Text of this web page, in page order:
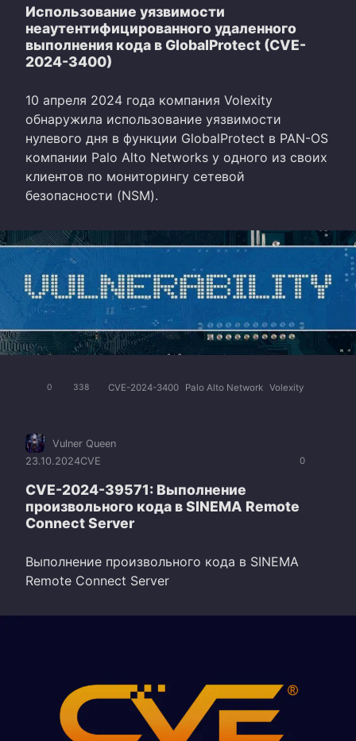
Использование уязвимости
неаутентифицированного удаленного
выполнения кода в GlobalProtect (CVE-
2024-3400)
10 апреля 2024 года компания Volexity
обнаружила использование уязвимости
нулевого дня в функции GlobalProtect в PAN-OS
компании Palo Alto Networks у одного из своих
клиентов по мониторингу сетевой
безопасности (NSM).
0 338 CVE-2024-3400 Palo Alto Network Volexity
0
Vulner Queen
23.10.2024CVE
CVE-2024-39571: Выполнение
произвольного кода в SINEMA Remote
Connect Server
Выполнение произвольного кода в SINEMA
Remote Connect Server